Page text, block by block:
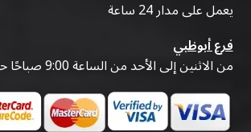
يعمل على مدار 24 ساعة
فرع أبوظبي
من الاثنين إلى الأحد من الساعة 9:00 صباحًا حتى 07:00 مساءً